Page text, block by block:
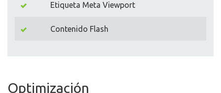
Etiqueta Meta Viewport
Contenido Flash
Optimización